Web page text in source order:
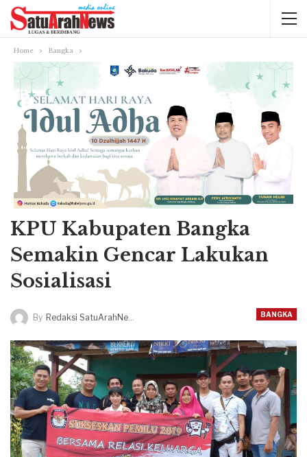
Home Bangka
KPU Kabupaten Bangka
Semakin Gencar Lakukan
Sosialisasi
BANGKA
By Redaksi SatuArahNews